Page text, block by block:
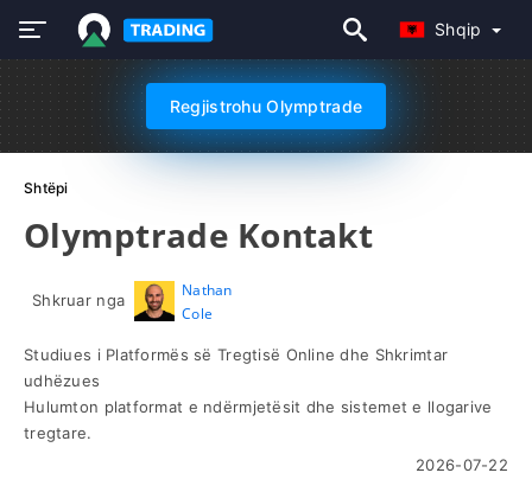
Shqip
Regjistrohu Olymptrade
Shtëpi
Olymptrade Kontakt
Shkruar nga
Nathan
Cole
Studiues i Platformës së Tregtisë Online dhe Shkrimtar
udhëzues
Hulumton platformat e ndërmjetësit dhe sistemet e llogarive
tregtare.
2026-07-22